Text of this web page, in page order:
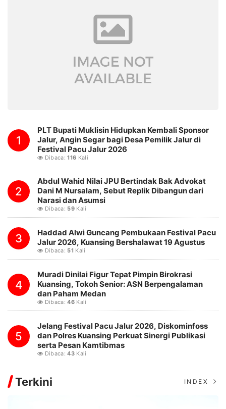
1
PLT Bupati Muklisin Hidupkan Kembali Sponsor
Jalur, Angin Segar bagi Desa Pemilik Jalur di
Festival Pacu Jalur 2026
Dibaca:116 Kali
2
Abdul Wahid Nilai JPU Bertindak Bak Advokat
Dani M Nursalam, Sebut Replik Dibangun dari
Narasi dan Asumsi
Dibaca: 59Kali
3
Haddad Alwi Guncang Pembukaan Festival Pacu
Jalur 2026, Kuansing Bershalawat 19 Agustus
Dibaca: 51 Kali
4
Muradi Dinilai Figur Tepat Pimpin Birokrasi
Kuansing, Tokoh Senior: ASN Berpengalaman
dan Paham Medan
Dibaca:46Kali
5
Jelang Festival Pacu Jalur 2026, Diskominfoss
dan Polres Kuansing Perkuat Sinergi Publikasi
serta Pesan Kamtibmas
Dibaca:43Kali
Terkini INDEX